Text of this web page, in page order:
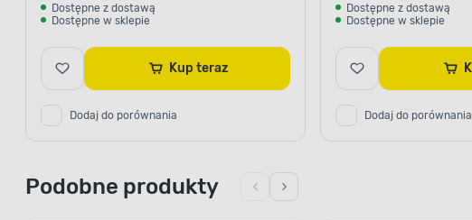
Dostępne z dostawą
Dostępne w sklepie
Kup teraz
Dodaj do porównania
Dostępne z dostawą
Dostępne w sklepie
Dodaj do porównania
Podobne produkty